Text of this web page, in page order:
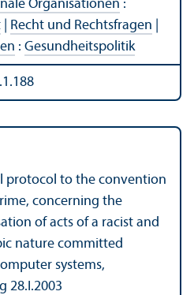
Organisationen :
Recht und Rechts­fragen
: Gesundheits­politik
protocol to the convention
concerning the
of acts of a racist and
nature committed
systems,
28.I.2003